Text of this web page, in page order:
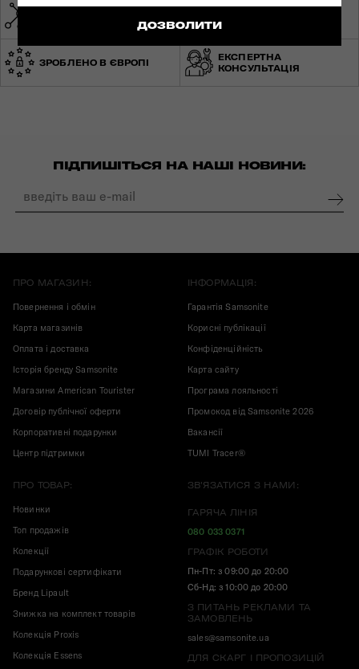
ДОЗВОЛИТИ
МЕРЕЖА МАГАЗИНІВ ПО
ЗРОБЛЕНО В ЄВРОПІ
ЕКСПЕРТНА
КОНСУЛЬТАЦІЯ
ПІДПИШІТЬСЯ НА НАШІ НОВИНИ:
ПРО МАГАЗИН:
Повернення і обмін
Карта магазинів
Оплата і доставка
Історія бренду Samsonite
Магазини American Tourister
Договір публічної оферти
Корпоративні подарунки
Центр підтримки
ІНФОРМАЦІЯ:
Гарантія Samsonite
Корисні публікації
Конфіденційність
Карта сайту
Програма лояльності
Промокод від Samsonite 2026
Вакансії
TUMI Tracer®
ПРО ТОВАР:
Новинки
Топ продажів
Колекції
Подарункові сертифікати
Бренд Lipault
Знижка на комплект товарів
Колекція Proxis
Колекція Essens
ЗВ'ЯЗАТИСЯ З НАМИ:
ГАРЯЧА ЛІНІЯ
080 033 0371
ГРАФІК РОБОТИ
Пн-Пт: з 09:00 до 20:00
Сб-Нд: з 10:00 до 20:00
З ПИТАНЬ РЕКЛАМИ ТА
ЗАМОВЛЕНЬ
sales@samsonite.ua
ДЛЯ СКАРГ І ПРОПОЗИЦІЙ